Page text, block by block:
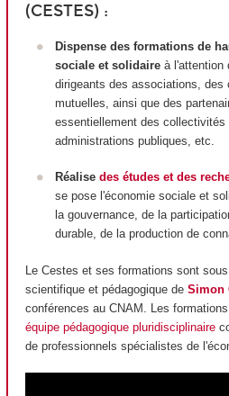
(CESTES) :
Dispense des formations de
sociale et solidaire à l'attention
dirigeants des associations, des
mutuelles, ainsi que des
essentiellement des
administrations publiques, etc.
Réalise des études et des
se pose l'économie sociale et
la gouvernance, de la
durable, de la production de
Le Cestes et ses formations sont
scientifique et pédagogique de Simon
conférences au CNAM. Les
équipe pédagogique pluridisciplinaire
de professionnels spécialistes de